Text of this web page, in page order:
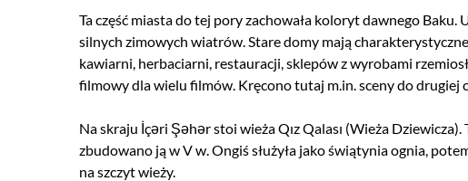
Piękno natury
Wyjazdy kilkudniowe
Incentive
Ta część miasta do tej pory zachowała koloryt dawnego
silnych zimowych wiatrów. Stare domy mają
kawiarni, herbaciarni, restauracji, sklepów z wyrobami
filmowy dla wielu filmów. Kręcono tutaj m.in. sceny do drugiej
Na skraju İçəri Şəhər stoi wieża Qız Qalası (Wieża
zbudowano ją w V w. Ongiś służyła jako świątynia ognia,
na szczyt wieży.